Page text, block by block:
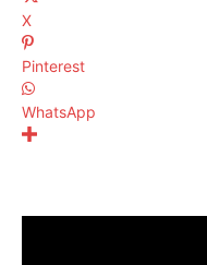
X
Pinterest
WhatsApp